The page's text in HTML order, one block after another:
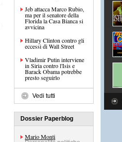
Jeb attacca Marco Rubio,
ma per il senatore della
Florida la Casa Bianca si
avvicina
Hillary Clinton contro gli
eccessi di Wall Street
Vladimir Putin interviene
in Siria contro l'Isis e
Barack Obama potrebbe
presto seguirlo
Vedi tutti
Dossier Paperblog
Mario Monti